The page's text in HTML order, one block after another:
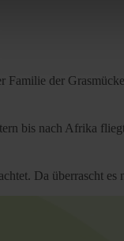
Familie der
bis nach Afrika
Da überrascht